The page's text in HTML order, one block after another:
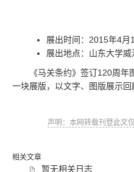
展出时间：2015年4月
展出地点：山东大学威
《马关条约》签订120周年
一块展版，以文字、图版展示回
声明：本网转载刊登此文
相关文章
暂无相关日志